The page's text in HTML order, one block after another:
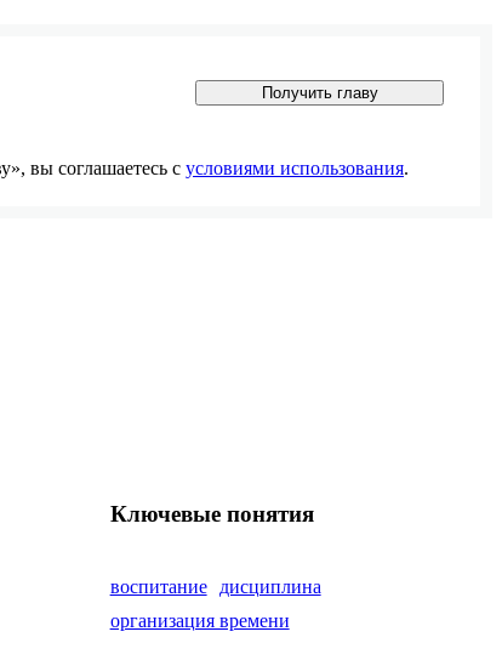
Ключевые понятия
воспитание
дисциплина
организация времени
Получить главу
вы соглашаетесь с условиями использования.